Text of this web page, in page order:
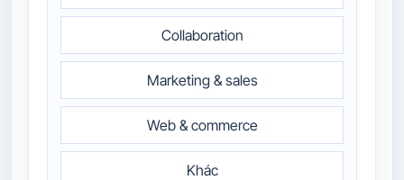
Collaboration
Marketing & sales
Web & commerce
Khác